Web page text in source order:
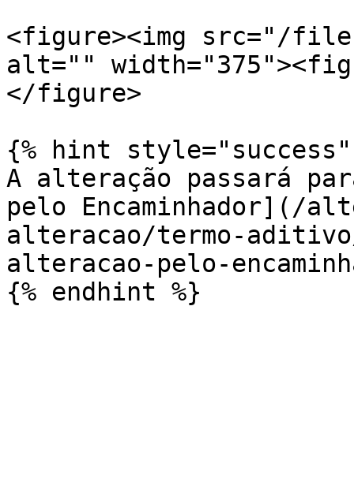
<figure><img src="/files/
alt=""
</figure>
{% hint style="success"
A alteração passará
pelo Encaminhador](/
alteracao/termo-
alteracao-pelo-